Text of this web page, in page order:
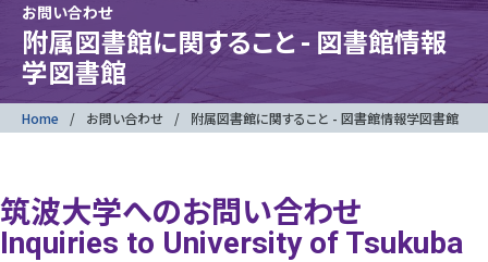
お問い合わせ
附属図書館に関すること - 図書館情報
学図書館
Home お問い合わせ 附属図書館に関すること - 図書館情報学図書館
筑波大学へのお問い合わせ
Inquiries to University of Tsukuba